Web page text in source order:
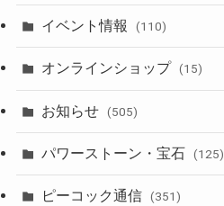
イベント情報 (110)
オンラインショップ (15)
お知らせ (505)
パワーストーン・宝石 (125)
ピーコック通信 (351)